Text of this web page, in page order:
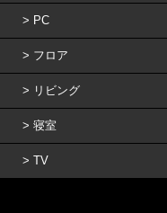
PC
フロア
リビング
寝室
TV